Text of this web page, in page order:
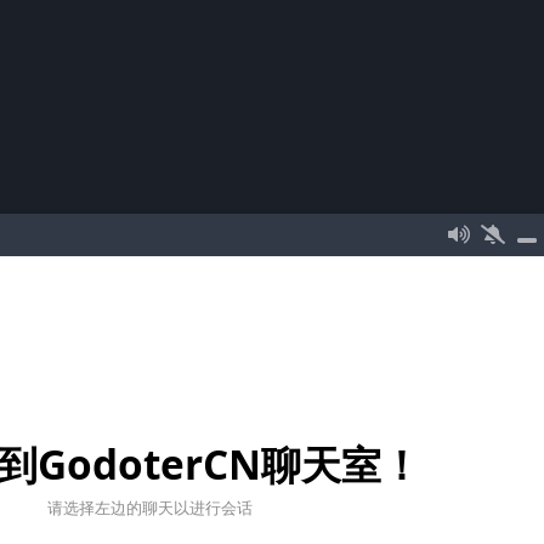
GodoterCN聊天室！
请选择左边的聊天以进行会话